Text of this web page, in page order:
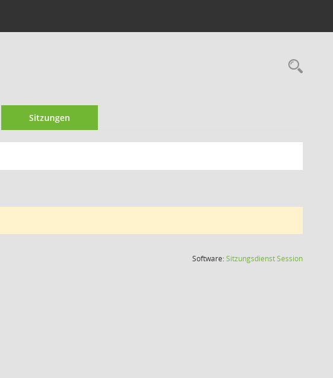
Sitzungen
Software:SitzungsdienstSession(Wird in